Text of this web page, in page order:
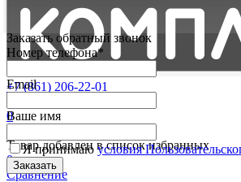
+7 (861) 206-22-01
0
Товар добавлен в список избранных
0
Сравнение
Заказать обратный звонок
Номер телефона*
Email
Ваше имя
Я принимаюусловия